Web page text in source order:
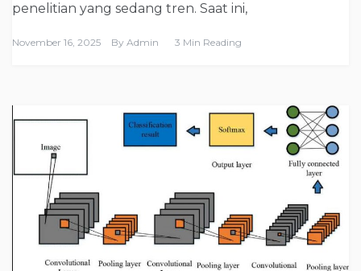
penelitian yang sedang tren. Saat ini,
November 16, 2025 By Admin 3 Min Reading